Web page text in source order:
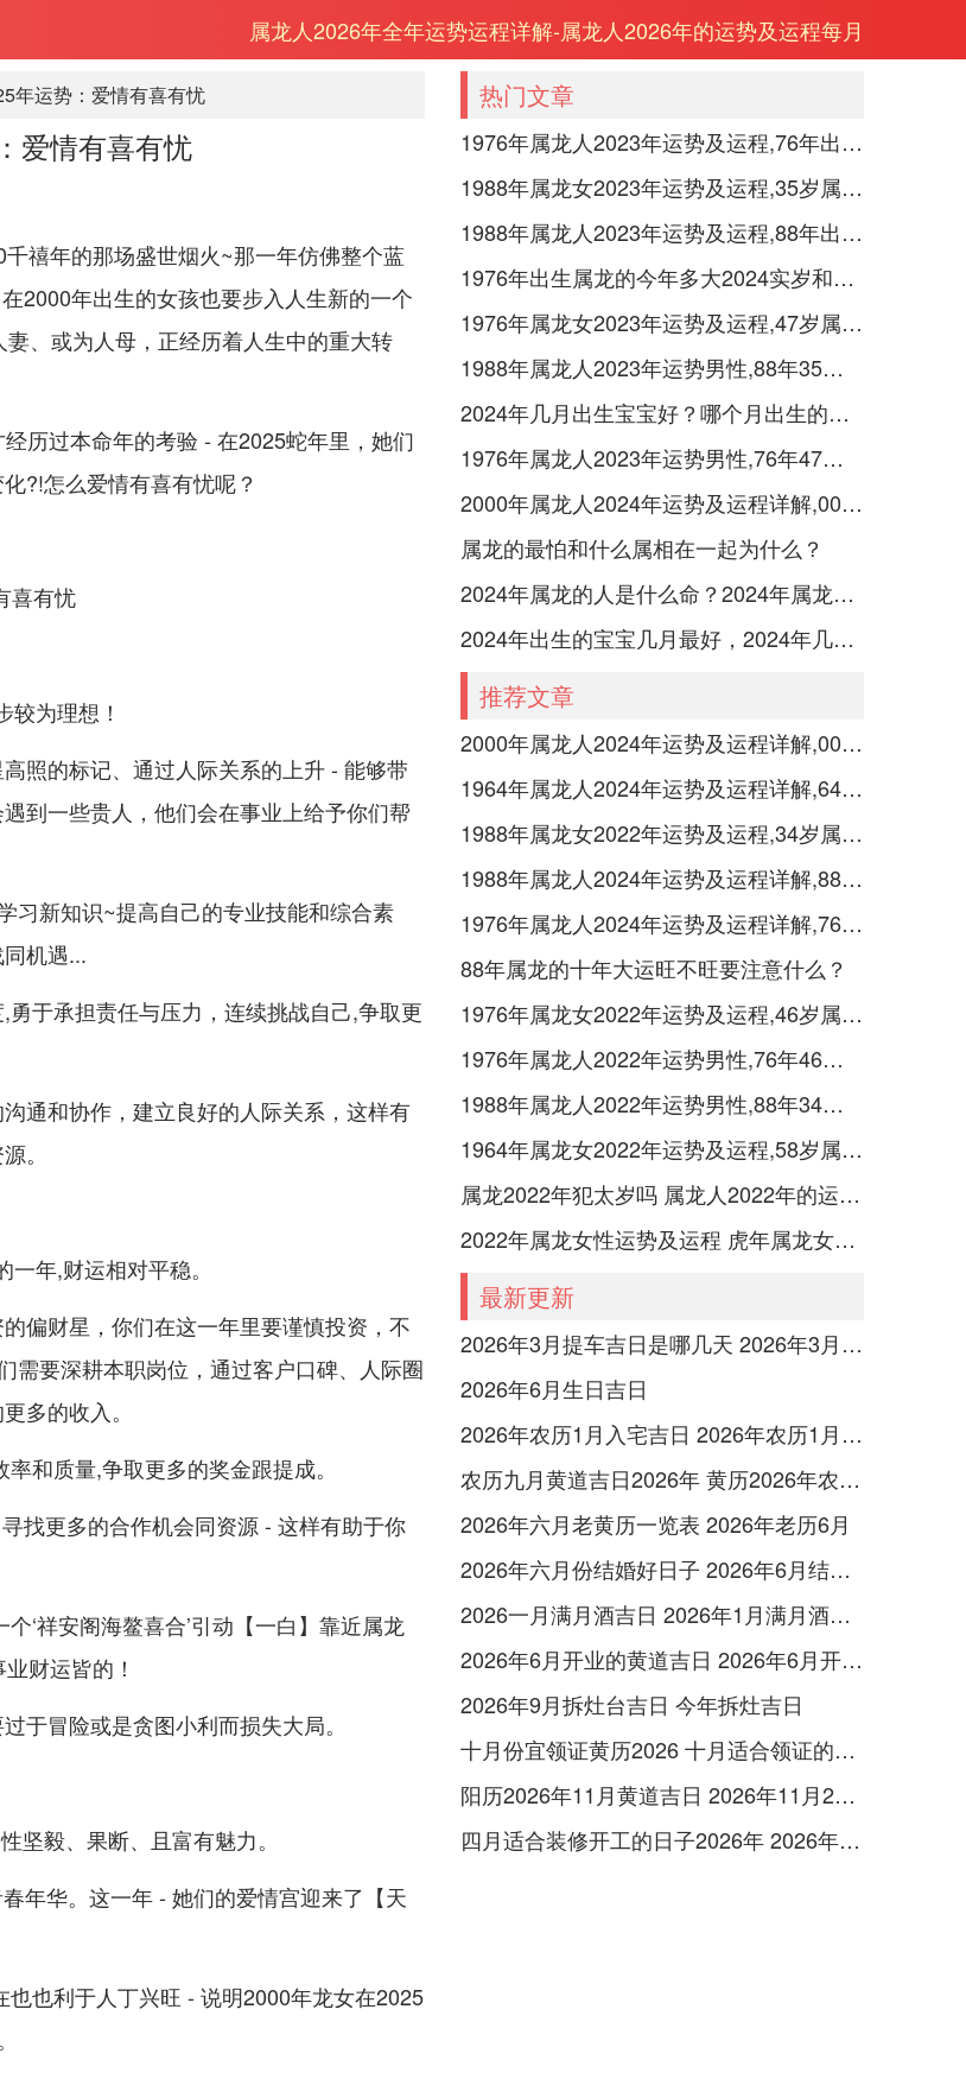
属龙人2026年全年运势运程详解-属龙人2026年的运势及运程每月
年运势：爱情有喜有忧
爱情有喜有忧
禧年的那场盛世烟火~那一年仿佛整个蓝
2000年出生的女孩也要步入人生新的一个
、或为人母，正经历着人生中的重大转
历过本命年的考验 - 在2025蛇年里，她们
?!怎么爱情有喜有忧呢？
为理想！
照的标记、通过人际关系的上升 - 能够带
到一些贵人，他们会在事业上给予你们帮
习新知识~提高自己的专业技能和综合素
机遇...
于承担责任与压力，连续挑战自己,争取更
通和协作，建立良好的人际关系，这样有
。
年,财运相对平稳。
偏财星，你们在这一年里要谨慎投资，不
需要深耕本职岗位，通过客户口碑、人际圈
多的收入。
和质量,争取更多的奖金跟提成。
找更多的合作机会同资源 - 这样有助于你
‘祥安阁海鳌喜合’引动【一白】靠近属龙
财运皆的！
于冒险或是贪图小利而损失大局。
坚毅、果断、且富有魅力。
年华。这一年 - 她们的爱情宫迎来了【天
也也利于人丁兴旺 - 说明2000年龙女在2025
热门文章
1976年属龙人2023年运势及运程,76年出生的47岁生肖龙2023年每月运势详解
1988年属龙女2023年运势及运程,35岁属龙人2023全年每月运势女性如何
1988年属龙人2023年运势及运程,88年出生的35岁生肖龙2023年每月运势详解
1976年出生属龙的今年多大2024实岁和虚岁
1976年属龙女2023年运势及运程,47岁属龙人2023全年每月运势女性如何
1988年属龙人2023年运势男性,88年35岁属龙男2023年每月运程怎么样
2024年几月出生宝宝好？哪个月出生的属龙宝宝最好命？
1976年属龙人2023年运势男性,76年47岁属龙男2023年每月运程怎么样
2000年属龙人2024年运势及运程详解,00年出生24岁肖龙人在2024全年每月运势完整版
属龙的最怕和什么属相在一起为什么？
2024年属龙的人是什么命？2024年属龙人命运分析
2024年出生的宝宝几月最好，2024年几月出生的龙宝宝最好命
推荐文章
2000年属龙人2024年运势及运程详解,00年出生24岁肖龙人在2024全年每月运势完整版
1964年属龙人2024年运势及运程详解,64年出生60岁肖龙人在2024全年每月运势完整版
1988年属龙女2022年运势及运程,34岁属龙人2022全年每月运势女性如何
1988年属龙人2024年运势及运程详解,88年出生36岁肖龙人在2024全年每月运势完整版
1976年属龙人2024年运势及运程详解,76年出生48岁肖龙人在2024全年每月运势完整版
88年属龙的十年大运旺不旺要注意什么？
1976年属龙女2022年运势及运程,46岁属龙人2022全年每月运势女性如何
1976年属龙人2022年运势男性,76年46岁属龙男2022年每月运程怎么样
1988年属龙人2022年运势男性,88年34岁属龙男2022年每月运程怎么样
1964年属龙女2022年运势及运程,58岁属龙人2022全年每月运势女性如何
属龙2022年犯太岁吗 属龙人2022年的运势如何
2022年属龙女性运势及运程 虎年属龙女带什么转运
最新更新
2026年3月提车吉日是哪几天 2026年3月26号提车
2026年6月生日吉日
2026年农历1月入宅吉日 2026年农历1月入宅最好的日子
农历九月黄道吉日2026年 黄历2026年农历九月黄道吉日查询
2026年六月老黄历一览表 2026年老历6月
2026年六月份结婚好日子 2026年6月结婚好吗
2026一月满月酒吉日 2026年1月满月酒吉日
2026年6月开业的黄道吉日 2026年6月开业黄道吉日查询
2026年9月拆灶台吉日 今年拆灶吉日
十月份宜领证黄历2026 十月适合领证的好日子2026年
阳历2026年11月黄道吉日 2026年11月26日阳历黄道吉日
四月适合装修开工的日子2026年 2026年四月份适合装修开工的黄道吉日